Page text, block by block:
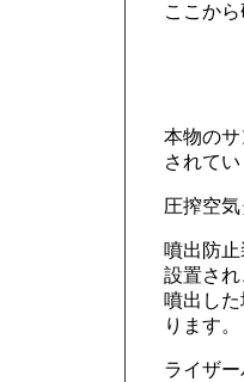
ここから
本物の
されてい
圧搾空気
噴出防
設置さ
噴出し
ります。
ライザ